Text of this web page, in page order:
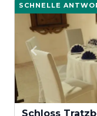
SCHNELLE
Schloss